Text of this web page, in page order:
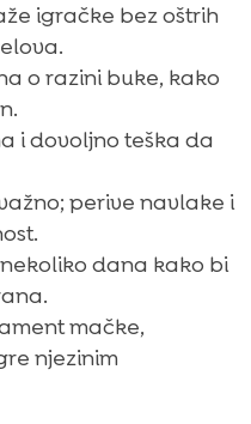
igračke bez oštrih
o razini buke, kako
i dovoljno teška da
perive navlake i
dana kako bi
mačke,
njezinim